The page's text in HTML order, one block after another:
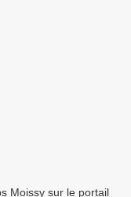
Moissy sur le portail